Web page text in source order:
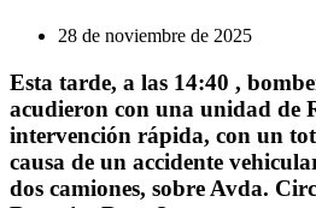
28 de noviembre de 2025
Esta tarde, a las 14:40 ,
acudieron con una unidad de
intervención rápida, con un
causa de un accidente
dos camiones, sobre Avda.